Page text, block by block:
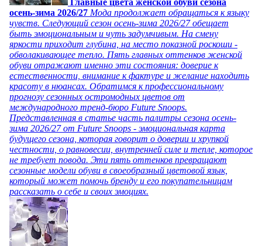
Главные цвета женской обуви сезона
осень-зима 2026/27 Мода продолжает обращаться к языку
чувств. Следующий сезон осень-зима 2026/27 обещает
быть эмоциональным и чуть задумчивым. На смену
яркости приходит глубина, на место показной роскоши -
обволакивающее тепло. Пять главных оттенков женской
обуви отражают именно эти состояния: доверие к
естественности, внимание к фактуре и желание находить
красоту в нюансах. Обратимся к профессиональному
прогнозу сезонных остромодных цветов от
международного тренд-бюро Future Snoops.
Представленная в статье часть палитры сезона осень-
зима 2026/27 от Future Snoops - эмоциональная карта
будущего сезона, которая говорит о доверии и хрупкой
честности, о равновесии, внутренней силе и тепле, которое
не требует повода. Эти пять оттенков превращают
сезонные модели обуви в своеобразный цветовой язык,
который может помочь бренду и его покупательницам
рассказать о себе и своих эмоциях.